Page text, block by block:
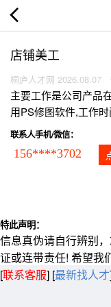
店铺美工
桐庐人才网 2026.08.07
主要工作是公司产品
用PS修图软件,工作时
联系人手机/微信：
156****3702
特此声明：
信息真伪请自行辨别
证或连带责任! 希望我
[联系客服] [最新找人才